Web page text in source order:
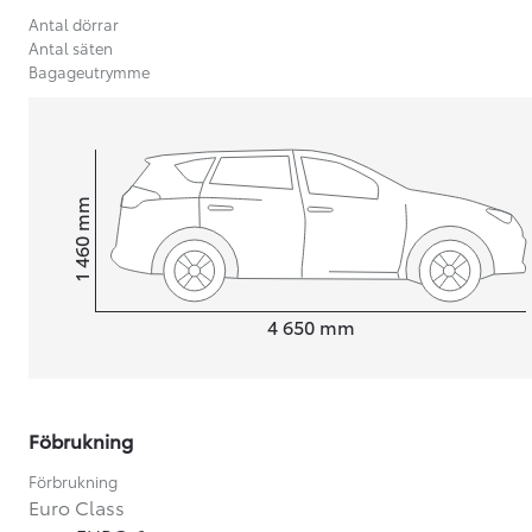
Från 599 900 kr
Nya Corolla Cross
Antal dörrar
Antal säten
Bagageutrymme
4 650 mm
Height1 460
mm
Föbrukning
Förbrukning
Euro Class